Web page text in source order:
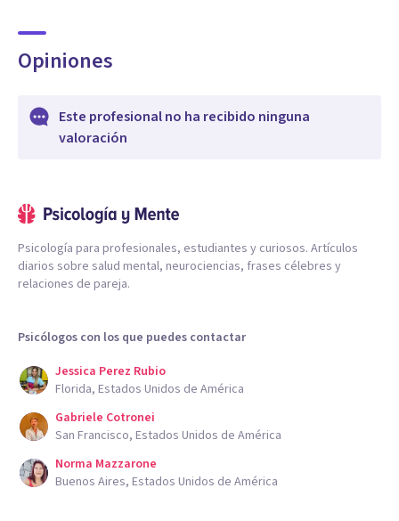
Opiniones
Este profesional no ha recibido ninguna
valoración
Psicología para profesionales, estudiantes y curiosos. Artículos
diarios sobre salud mental, neurociencias, frases célebres y
relaciones de pareja.
Psicólogos con los que puedes contactar
Jessica Perez Rubio
Florida, Estados Unidos de América
Gabriele Cotronei
San Francisco, Estados Unidos de América
Norma Mazzarone
Buenos Aires, Estados Unidos de América